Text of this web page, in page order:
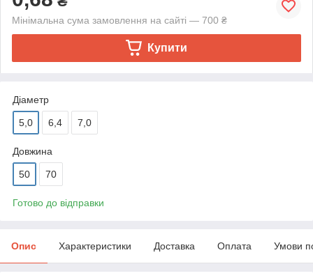
Мінімальна сума замовлення на сайті — 700 ₴
Купити
Діаметр
5,0 6,4 7,0
Довжина
50 70
Готово до відправки
Опис Характеристики Доставка Оплата Умови